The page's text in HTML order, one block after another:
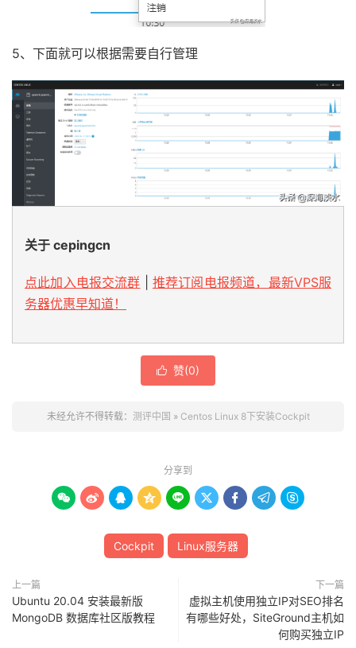
5、下面就可以根据需要自行管理
关于 cepingcn
点此加入电报交流群
推荐订阅电报频道，最新VPS服
务器优惠早知道！
 赞(0)
未经允许不得转载： 测评中国 » Centos Linux 8下安装Cockpit
分享到
        
Cockpit Linux服务器
上一篇
Ubuntu 20.04 安装最新版
MongoDB 数据库社区版教程
下一篇
虚拟主机使用独立IP对SEO排名
有哪些好处，SiteGround主机如
何购买独立IP